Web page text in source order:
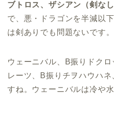
ブトロス、ザシアン（剣な
で、悪・ドラゴンを半減以
は剣ありでも問題ないです。
ウェーニバル、B振りドク
レーツ、B振りチヲハウハ
すね。ウェーニバルは冷や